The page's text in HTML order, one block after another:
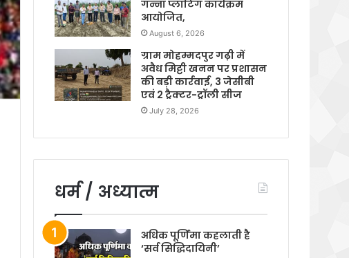
गन्ना प्लांटिंग कार्यक्रम
आयोजित,
August 6, 2026
ग्राम मोहम्मदपुर गढ़ी में
अवैध मिट्टी खनन पर प्रशासन
की बड़ी कार्रवाई, 3 जेसीबी
एवं 2 ट्रैक्टर-ट्रॉली सीज
July 28, 2026
धर्म / अध्यात्म
अधिक पूर्णिमा कहलाती है
‘सर्व सिद्धिदायिनी’